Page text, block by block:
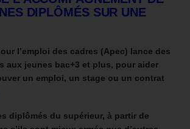
DIPLÔMÉS SUR UNE
l’emploi des cadres (Apec) lance des
aux jeunes bac+3 et plus, pour aider
un emploi, un stage ou un contrat
diplômés du supérieur, à partir de